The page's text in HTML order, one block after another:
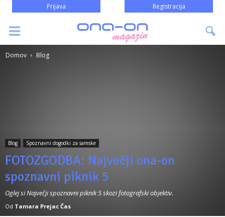
Prijava Registracija
Domov Blog
Blog Spoznavni dogodki za samske
FOTOZGODBA: Največji ona-on
spoznavni piknik 5
Oglej si Največji spoznavni piknik 5 skozi fotografski objektiv.
Od Tamara Prejac Čas